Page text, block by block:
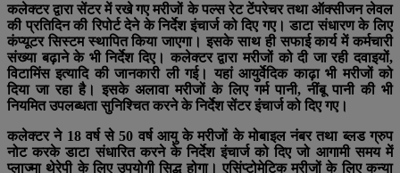
कलेक्टर द्वारा सेंटर में रखे गए मरीजों के पल्स रेट टेंपरेचर तथा ऑक्सीजन लेवल
की प्रतिदिन की रिपोर्ट देने के निर्देश इंचार्ज को दिए गए। डाटा संधारण के लिए
कंप्यूटर सिस्टम स्थापित किया जाएगा। इसके साथ ही सफाई कार्य में कर्मचारी
संख्या बढ़ाने के भी निर्देश दिए। कलेक्टर द्वारा मरीजों को दी जा रही दवाइयों,
विटामिंस इत्यादि की जानकारी ली गई। यहां आयुर्वेदिक काढ़ा भी मरीजों को
दिया जा रहा है। इसके अलावा मरीजों के लिए गर्म पानी, नींबू पानी की भी
नियमित उपलब्धता सुनिश्चित करने के निर्देश सेंटर इंचार्ज को दिए गए।
कलेक्टर ने 18 वर्ष से 50 वर्ष आयु के मरीजों के मोबाइल नंबर तथा ब्लड ग्रुप
नोट करके डाटा संधारित करने के निर्देश इंचार्ज को दिए जो आगामी समय में
प्लाज्मा थेरेपी के लिए उपयोगी सिद्ध होगा। एसिंप्टोमेटिक मरीजों के लिए कन्या